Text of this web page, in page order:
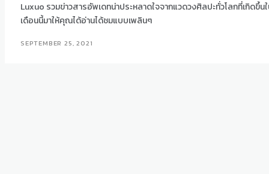
Luxuo รวมข่าวสารอัพเดทน่าประหลาดใจจากแวดวงศิลปะทั่วโลกที่เกิดขึ้น
เดือนนี้มาให้คุณได้อ่านได้ชมแบบเพลินๆ
SEPTEMBER 25, 2021